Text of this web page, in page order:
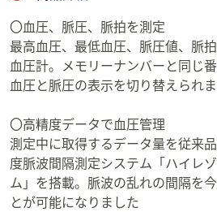
〇血圧、脈圧、脈拍を測定
最高血圧、最低血圧、脈圧値、脈
血圧計。メモリーナンバーと同じ
血圧と脈圧の表示を切り替えられ
〇高精度データで血圧管理
測定中に取得するデータ量を従来
度脈波間隔測定システム「ハイレ
ム」を搭載。脈波の乱れの間隔を
とが可能になりました